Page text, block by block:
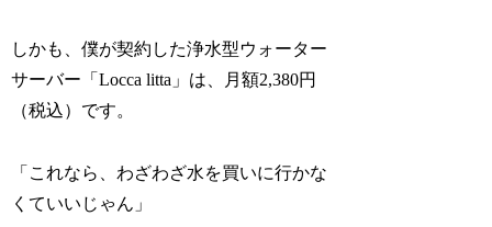
しかも、僕が契約した浄水型ウォーター
サーバー「Locca litta」は、月額2,380円
（税込）です。
「これなら、わざわざ水を買いに行かな
くていいじゃん」